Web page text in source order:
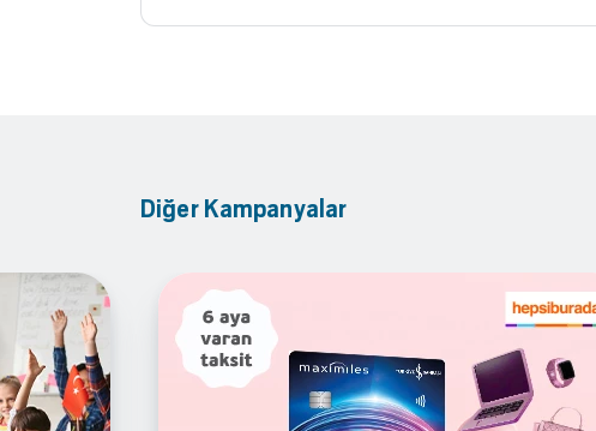
Diğer Kampanyalar